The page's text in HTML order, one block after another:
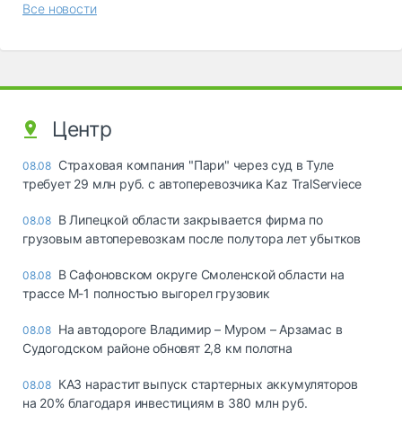
Все новости
Центр
08.08 Страховая компания "Пари" через суд в Туле
требует 29 млн руб. с автоперевозчика Kaz TralServiece
08.08 В Липецкой области закрывается фирма по
грузовым автоперевозкам после полутора лет убытков
08.08 В Сафоновском округе Смоленской области на
трассе М-1 полностью выгорел грузовик
08.08 На автодороге Владимир – Муром – Арзамас в
Судогодском районе обновят 2,8 км полотна
08.08 КАЗ нарастит выпуск стартерных аккумуляторов
на 20% благодаря инвестициям в 380 млн руб.